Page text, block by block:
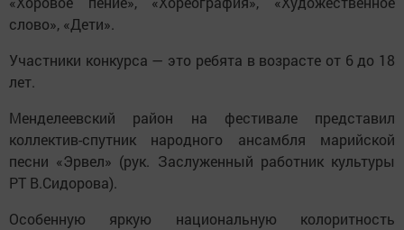
слово», «Дети».
Участники конкурса — это ребята в возрасте от 6 до 18
лет.
Менделеевский район на фестивале представил
коллектив-спутник народного ансамбля марийской
песни «Эрвел» (рук. Заслуженный работник культуры
РТ В.Сидорова).
Особенную яркую национальную колоритность